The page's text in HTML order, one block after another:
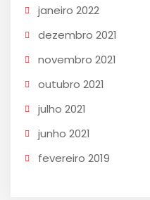
janeiro 2022
dezembro 2021
novembro 2021
outubro 2021
julho 2021
junho 2021
fevereiro 2019